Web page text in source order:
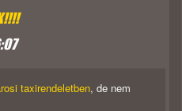
taxirendeletben, de nem